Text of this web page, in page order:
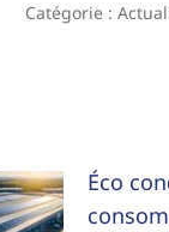
Catégorie :
Éco